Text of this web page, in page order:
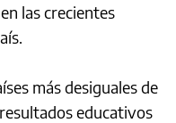
las crecientes
más desiguales de
educativos